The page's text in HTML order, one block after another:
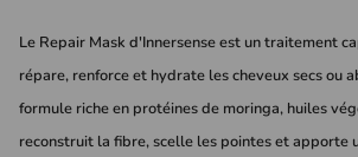
Le Repair Mask d'Innersense est un traitement
répare, renforce et hydrate les cheveux secs ou
formule riche en protéines de moringa, huiles
reconstruit la fibre, scelle les pointes et apporte